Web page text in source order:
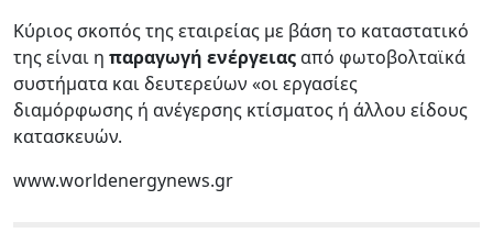
Κύριος σκοπός της εταιρείας με βάση το καταστατικό
της είναι η παραγωγή ενέργειαςαπό φωτοβολταϊκά
συστήματα και δευτερεύων «οι εργασίες
διαμόρφωσης ή ανέγερσης κτίσματος ή άλλου είδους
κατασκευών.
www.worldenergynews.gr